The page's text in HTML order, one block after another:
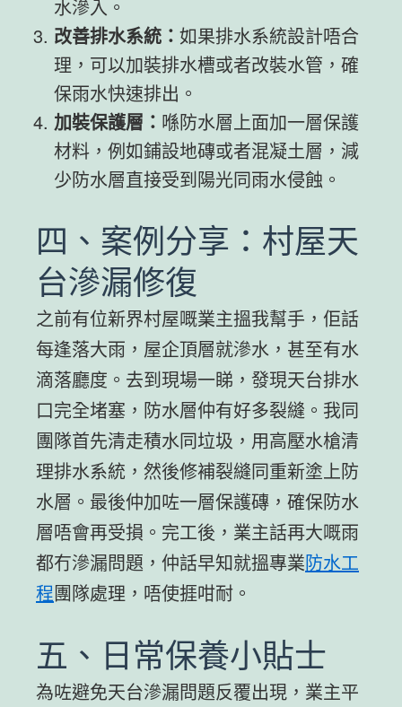
水滲入。
改善排水系統： 如果排水系統設計唔合
理，可以加裝排水槽或者改裝水管，確
保雨水快速排出。
加裝保護層： 喺防水層上面加一層保護
材料，例如鋪設地磚或者混凝土層，減
少防水層直接受到陽光同雨水侵蝕。
四、案例分享：村屋天
台滲漏修復
之前有位新界村屋嘅業主搵我幫手，佢話
每逢落大雨，屋企頂層就滲水，甚至有水
滴落廳度。去到現場一睇，發現天台排水
口完全堵塞，防水層仲有好多裂縫。我同
團隊首先清走積水同垃圾，用高壓水槍清
理排水系統，然後修補裂縫同重新塗上防
水層。最後仲加咗一層保護磚，確保防水
層唔會再受損。完工後，業主話再大嘅雨
都冇滲漏問題，仲話早知就搵專業防水工
程團隊處理，唔使捱咁耐。
五、日常保養小貼士
為咗避免天台滲漏問題反覆出現，業主平